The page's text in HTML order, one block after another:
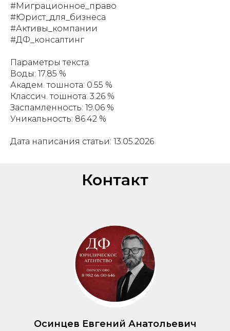
#Миграционное_право
#Юрист_для_бизнеса
#Активы_компании
#ДФ_консалтинг
Параметры текста
Воды: 17.85 %
Академ. тошнота: 0.55 %
Классич. тошнота: 3.26 %
Заспамленность: 19.06 %
Уникальность: 86.42 %
Дата написания статьи: 13.05.2026
Контакт
Осинцев Евгений Анатольевич